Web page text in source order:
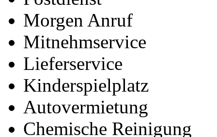
Morgen Anruf
Mitnehmservice
Lieferservice
Kinderspielplatz
Autovermietung
Chemische Reinigung